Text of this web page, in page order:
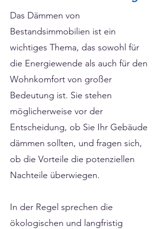
Das Dämmen von
Bestandsimmobilien ist ein
wichtiges Thema, das sowohl für
die Energiewende als auch für den
Wohnkomfort von großer
Bedeutung ist. Sie stehen
möglicherweise vor der
Entscheidung, ob Sie Ihr Gebäude
dämmen sollten, und fragen sich,
ob die Vorteile die potenziellen
Nachteile überwiegen.
In der Regel sprechen die
ökologischen und langfristig